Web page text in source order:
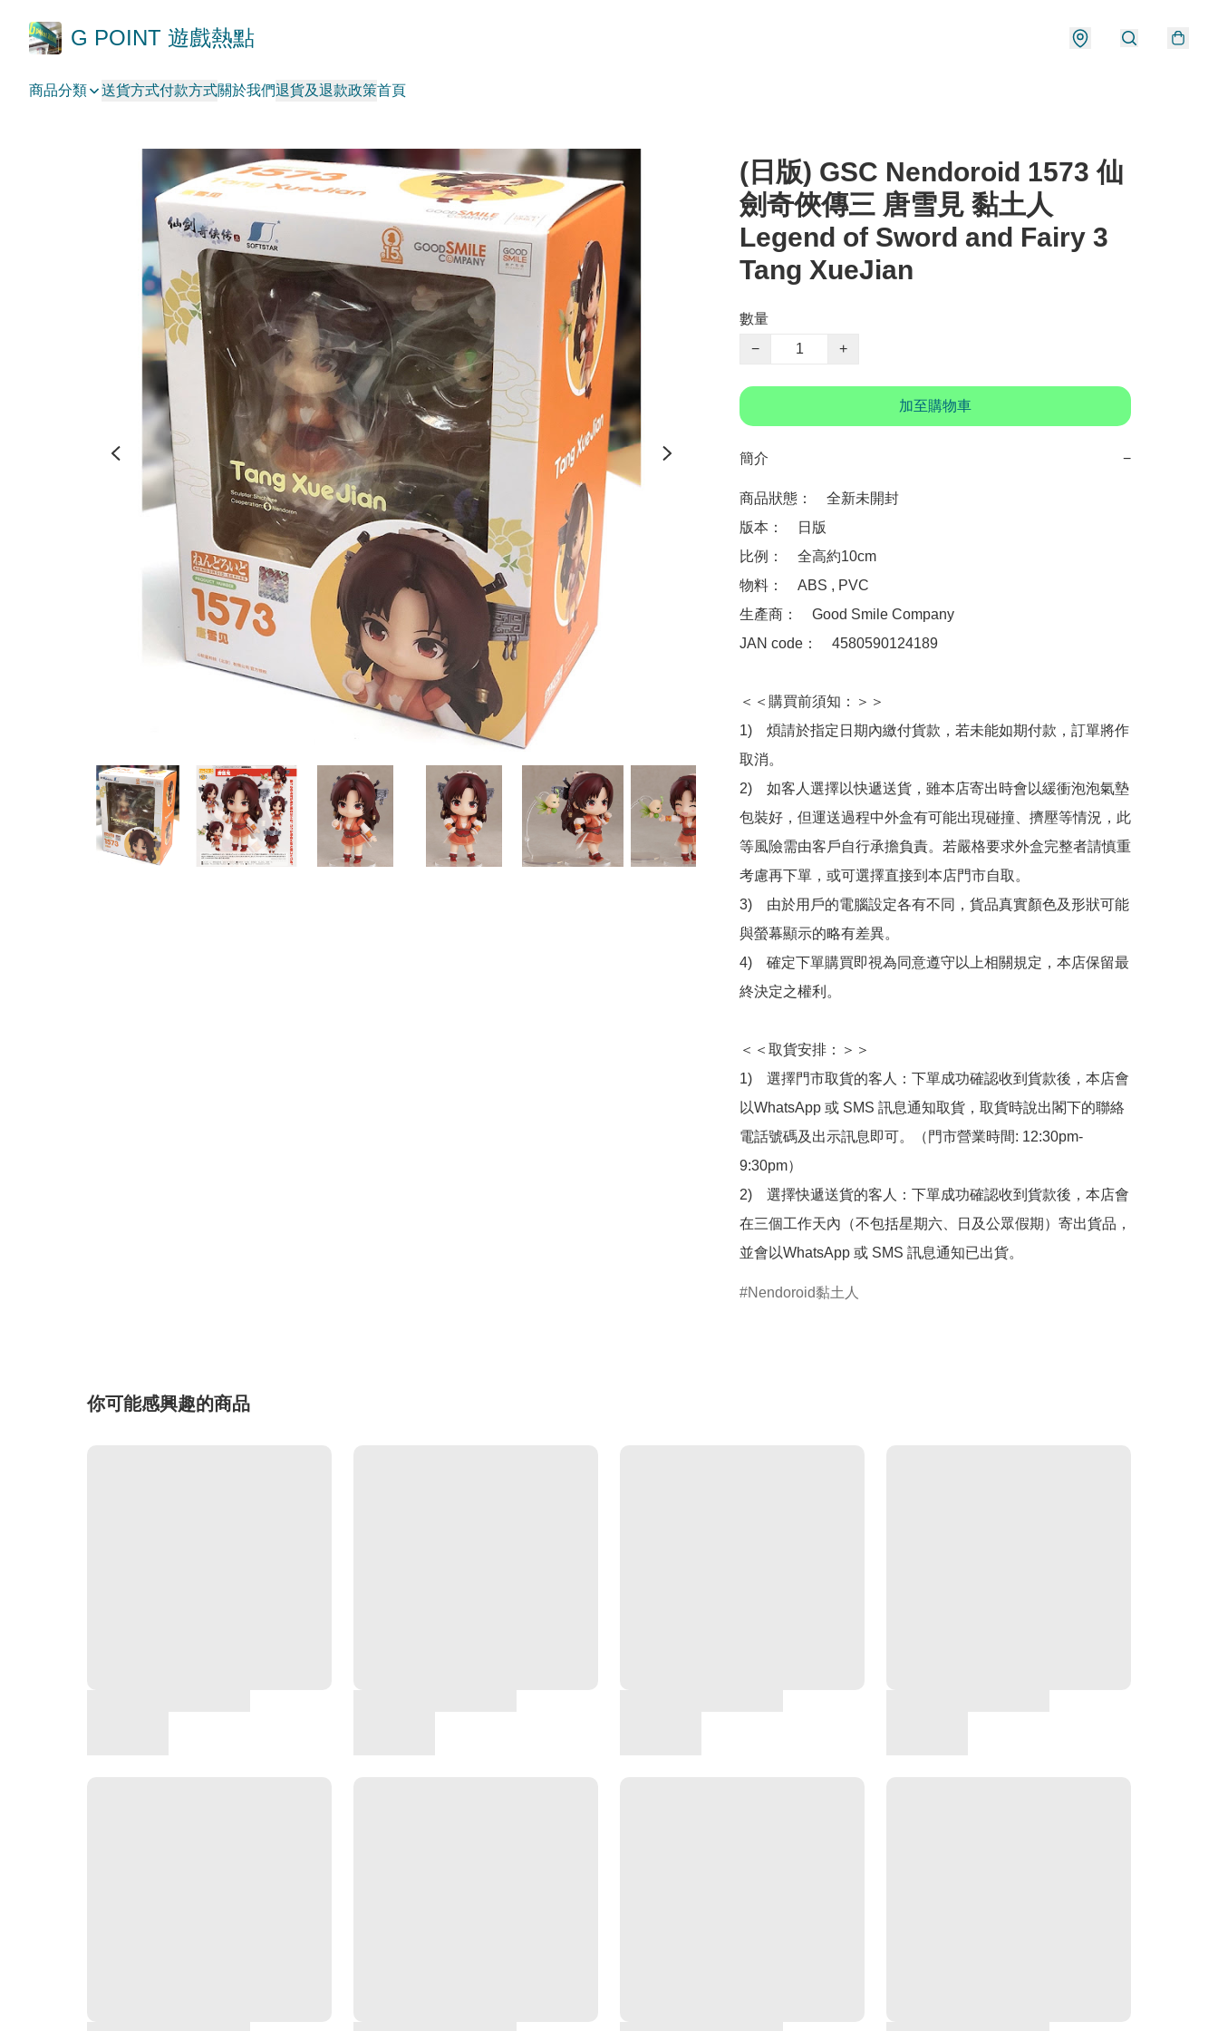
G POINT 遊戲熱點
商品分類 送貨方式付款方式關於我們退貨及退款政策首頁
(日版) GSC Nendoroid 1573 仙
劍奇俠傳三 唐雪見 黏土人
Legend of Sword and Fairy 3
Tang XueJian
數量
−
+
加至購物車
簡介 −
商品狀態：　全新未開封
版本：　日版
比例：　全高約10cm
物料：　ABS , PVC
生產商：　Good Smile Company
JAN code：　4580590124189
＜＜購買前須知：＞＞
1)　煩請於指定日期內繳付貨款，若未能如期付款，訂單將作
取消。
2)　如客人選擇以快遞送貨，雖本店寄出時會以緩衝泡泡氣墊
包裝好，但運送過程中外盒有可能出現碰撞、擠壓等情況，此
等風險需由客戶自行承擔負責。若嚴格要求外盒完整者請慎重
考慮再下單，或可選擇直接到本店門市自取。
3)　由於用戶的電腦設定各有不同，貨品真實顏色及形狀可能
與螢幕顯示的略有差異。
4)　確定下單購買即視為同意遵守以上相關規定，本店保留最
終決定之權利。
＜＜取貨安排：＞＞
1)　選擇門市取貨的客人：下單成功確認收到貨款後，本店會
以WhatsApp 或 SMS 訊息通知取貨，取貨時說出閣下的聯絡
電話號碼及出示訊息即可。（門市營業時間: 12:30pm-
9:30pm）
2)　選擇快遞送貨的客人：下單成功確認收到貨款後，本店會
在三個工作天內（不包括星期六、日及公眾假期）寄出貨品，
並會以WhatsApp 或 SMS 訊息通知已出貨。
Nendoroid黏土人
你可能感興趣的商品